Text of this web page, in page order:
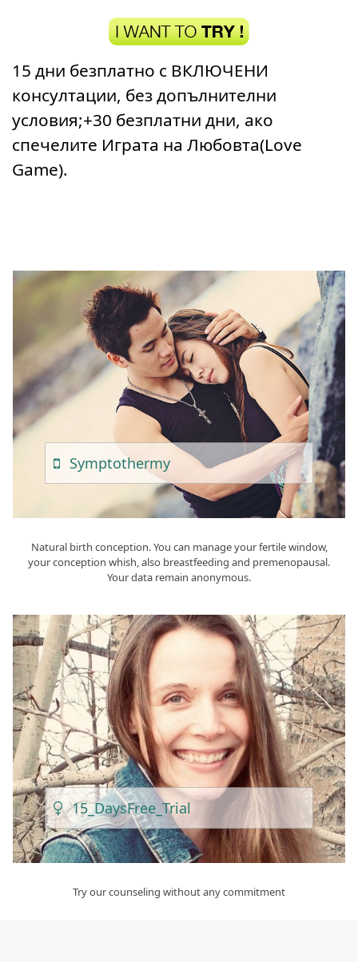
15 дни безплатно с ВКЛЮЧЕНИ
консултации, без допълнителни
условия;+30 безплатни дни, ако
спечелите Играта на Любовта(Love
Game).
SymptoThermy
Natural birth conception. You can manage your fertile window,
your conception whish, also breastfeeding and premenopausal.
Your data remain anonymous.
15_DaysFree_Trial
Try our counseling without any commitment